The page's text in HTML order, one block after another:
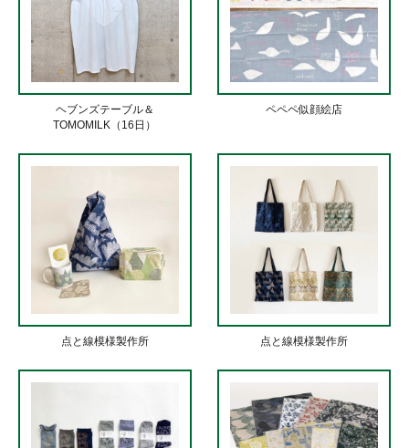
ヘブンズテーブル＆
TOMOMILK（16日）
ペペペ似顔絵店
点と線模様製作所 点と線模様製作所